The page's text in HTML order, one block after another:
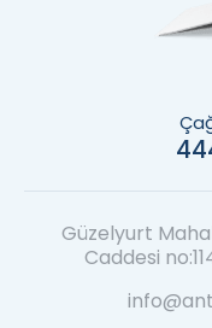
Güzelyurt
Caddesi